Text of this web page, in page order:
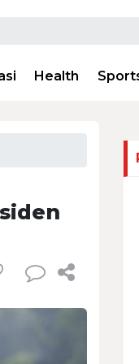
Health